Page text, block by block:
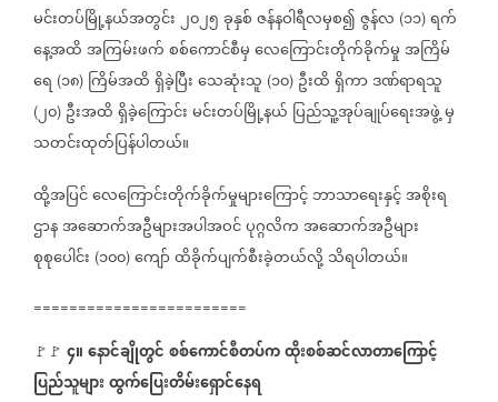
မင်းတပ်မြို့နယ်အတွင်း၂၀၂၅ခုနှစ်ဇန်နဝါရီလမှစ၍ဇွန်လ (၁၁) ရက်
နေ့အထိအကြမ်းဖက်စစ်ကောင်စီမှလေကြောင်းတိုက်ခိုက်မှုအကြိမ်
ရေ (၁၈) ကြိမ်အထိရှိခဲ့ပြီးသေဆုံးသူ (၁၀) ဦးထိရှိကာဒဏ်ရာရသူ
(၂၀) ဦးအထိရှိခဲ့ကြောင်းမင်းတပ်မြို့နယ် ပြည်သူ့အုပ်ချုပ်ရေးအဖွဲ့မှ
သတင်းထုတ်ပြန်ပါတယ်။
ထို့အပြင်လေကြောင်းတိုက်ခိုက်မှုများကြောင့်ဘာသာရေးနှင့်အစိုးရ
ဌာနအဆောက်အဦများအပါအဝင်ပုဂ္ဂလိကအဆောက်အဦများ
စုစုပေါင်း (၁၀၀) ကျော်ထိခိုက်ပျက်စီးခဲ့တယ်လို့သိရပါတယ်။
========================
🚩🚩 ၄။နောင်ချိုတွင်စစ်ကောင်စီတပ်ကထိုးစစ်ဆင်လာတာကြောင့်
ပြည်သူများထွက်ပြေးတိမ်းရှောင်နေရ